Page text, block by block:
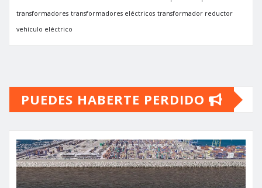
transformadores transformadores eléctricos transformador reductor
vehículo eléctrico
PUEDES HABERTE PERDIDO